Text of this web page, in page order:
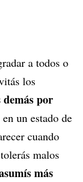
a todos o
los
demás por
un estado de
cuando
malos
más